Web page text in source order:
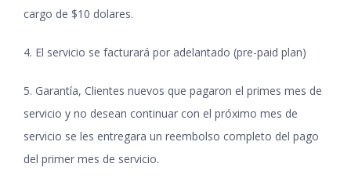
cargo de $10 dolares.
4. El servicio se facturará por adelantado (pre-paid plan)
5. Garantía, Clientes nuevos que pagaron el primes mes de
servicio y no desean continuar con el próximo mes de
servicio se les entregara un reembolso completo del pago
del primer mes de servicio.